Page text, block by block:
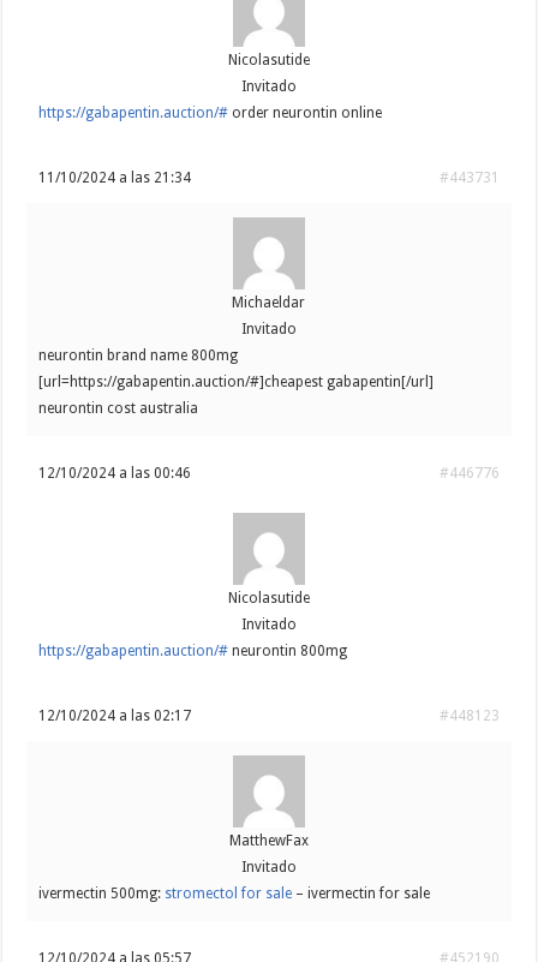
Nicolasutide
Invitado
https://gabapentin.auction/# order neurontin online
11/10/2024 a las 21:34 #443731
Michaeldar
Invitado
neurontin brand name 800mg
[url=https://gabapentin.auction/#]cheapest gabapentin[/url]
neurontin cost australia
12/10/2024 a las 00:46 #446776
Nicolasutide
Invitado
https://gabapentin.auction/# neurontin 800mg
12/10/2024 a las 02:17 #448123
MatthewFax
Invitado
ivermectin 500mg: stromectol for sale – ivermectin for sale